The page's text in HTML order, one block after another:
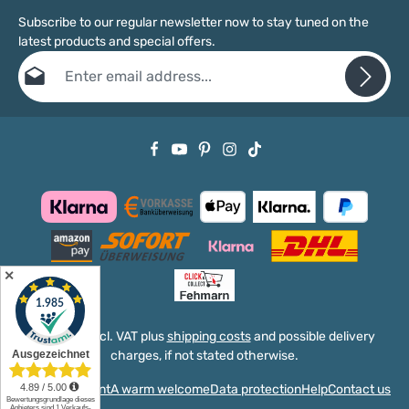
Subscribe to our regular newsletter now to stay tuned on the
latest products and special offers.
Email address*
By selecting continue you confirm that you have read our
All prices incl. VAT plusshipping costsand possible delivery
charges, if not stated otherwise.
ShippingImprintA warm welcomeData protectionHelpContact us
✕